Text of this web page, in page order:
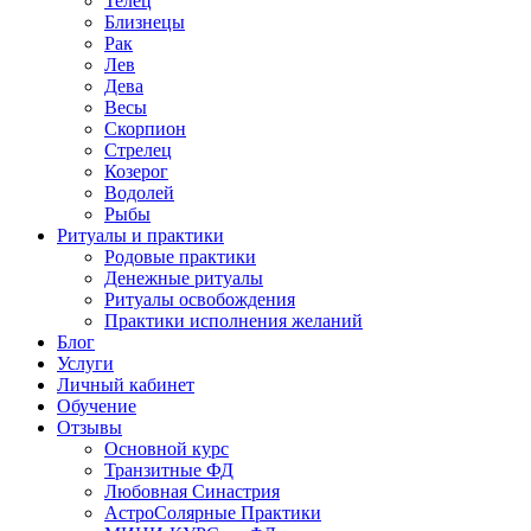
Близнецы
Рак
Лев
Дева
Весы
Скорпион
Стрелец
Козерог
Водолей
Рыбы
Ритуалы и практики
Родовые практики
Денежные ритуалы
Ритуалы освобождения
Практики исполнения желаний
Блог
Услуги
Личный кабинет
Обучение
Отзывы
Основной курс
Транзитные ФД
Любовная Синастрия
АстроСолярные Практики